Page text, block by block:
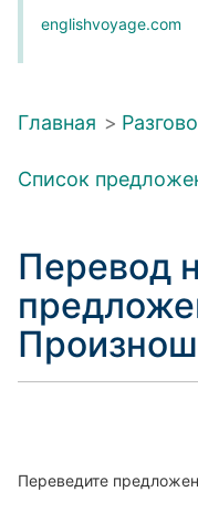
englishvoyage.com
Главная >
Список
Перевод
Переведите